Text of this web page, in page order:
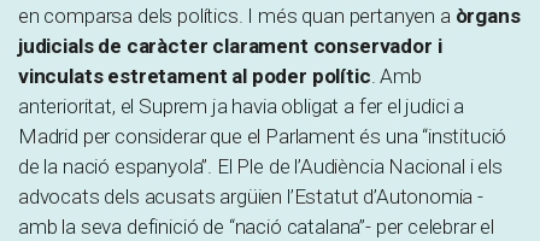
en comparsa dels polítics. I més quan pertanyen a òrgans
judicials de caràcter clarament conservador i
vinculats estretament al poder polític. Amb
anterioritat, el Suprem ja havia obligat a fer el judici a
Madrid per considerar que el Parlament és una “institució
de la nació espanyola”. El Ple de l’Audiència Nacional i els
advocats dels acusats argüien l’Estatut d’Autonomia -
amb la seva definició de “nació catalana”- per celebrar el